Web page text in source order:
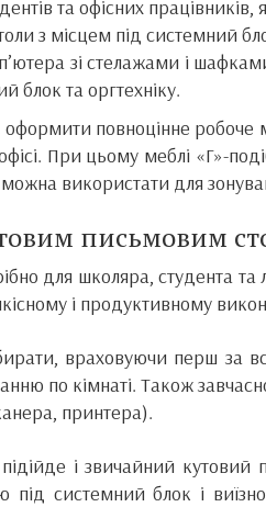
та офісних
з місцем під системний
зі стелажами і
блок та оргтехніку.
оформити повноцінне робоче
При цьому меблі «Г»-
використати для
письмовим
для школяра, студента
і продуктивному
враховуючи перш за
по кімнаті. Також
принтера).
і звичайний
під системний блок і